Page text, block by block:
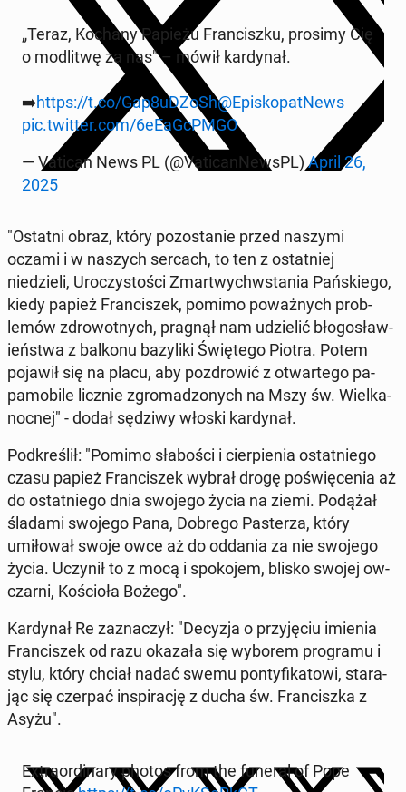
„Teraz, Kochany Papieżu Fran­ciszku, prosimy Cię
o mod­l­itwę za nas" – mówił kar­dy­nał.
➡️https://t.co/Gap8uDZoSh@Episkopat­News
pic.twitter.com/6eEaGcP­M­GO
— Vatican News PL (@Vat­i­can­News­PL)April 26,
2025
"Ostatni obraz, który po­zostanie przed naszymi
oczami i w naszych sercach, to ten z os­tat­niej
niedzieli, Uroczys­toś­ci Zmartwych­w­sta­nia Pańskiego,
kiedy papież Fran­ciszek, pomimo poważnych prob­
lemów zdrowot­nych, pragnął nam udzielić bło­gosław­
ieńst­wa z balkonu bazy­li­ki Świętego Piotra. Potem
pojawił się na placu, aby pozdrow­ić z ot­wartego pa­
pamo­bile licznie zgro­mad­zonych na Mszy św. Wielka­
noc­nej" - dodał sędziwy włoski kar­dy­nał.
Pod­kreślił: "Pomimo słaboś­ci i cier­pi­enia os­tat­niego
czasu papież Fran­ciszek wybrał drogę poświęce­nia aż
do os­tat­niego dnia swojego życia na ziemi. Podążał
śladami swojego Pana, Dobrego Pasterza, który
umiłował swoje owce aż do oddania za nie swojego
życia. Uczynił to z mocą i spoko­jem, blisko swojej ow­
czarni, Koś­cioła Bożego".
Kar­dy­nał Re za­z­naczył: "Decyzja o przyję­ciu imienia
Fran­ciszek od razu okazała się wyborem pro­gra­mu i
stylu, który chciał nadać swemu pon­ty­fika­towi, stara­
jąc się czerpać in­spirację z ducha św. Fran­cisz­ka z
Asyżu".
Ex­tra­or­di­nary photos from the funeral of Pope